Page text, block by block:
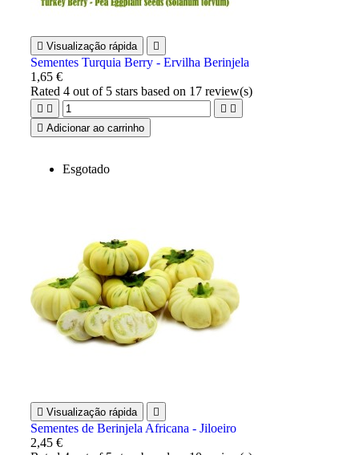
 Visualização rápida 
Sementes Turquia Berry - Ervilha Berinjela
1,65 €
Rated4 out of 5 stars based on 17 review(s)
   
 Adicionar ao carrinho
Esgotado
 Visualização rápida 
Sementes de Berinjela Africana - Jiloeiro
2,45 €